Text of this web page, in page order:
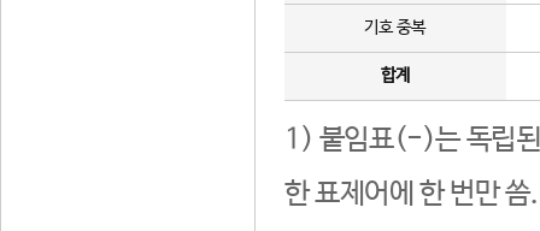
기호 중복
합계
1) 붙임표(-)는 독립된
한 표제어에 한 번만